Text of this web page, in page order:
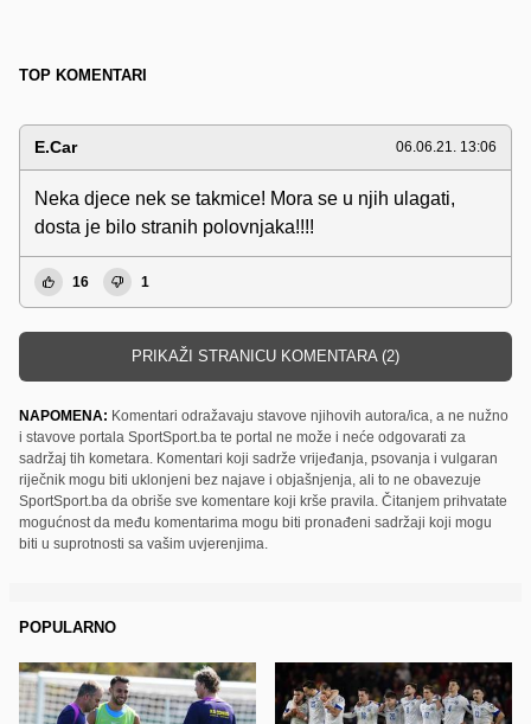
TOP KOMENTARI
E.Car 06.06.21. 13:06
Neka djece nek se takmice! Mora se u njih ulagati,
dosta je bilo stranih polovnjaka!!!!
16 1
PRIKAŽI STRANICU KOMENTARA (2)
NAPOMENA: Komentari odražavaju stavove njihovih autora/ica, a ne nužno
i stavove portala SportSport.ba te portal ne može i neće odgovarati za
sadržaj tih kometara. Komentari koji sadrže vrijeđanja, psovanja i vulgaran
riječnik mogu biti uklonjeni bez najave i objašnjenja, ali to ne obavezuje
SportSport.ba da obriše sve komentare koji krše pravila. Čitanjem prihvatate
mogućnost da među komentarima mogu biti pronađeni sadržaji koji mogu
biti u suprotnosti sa vašim uvjerenjima.
POPULARNO